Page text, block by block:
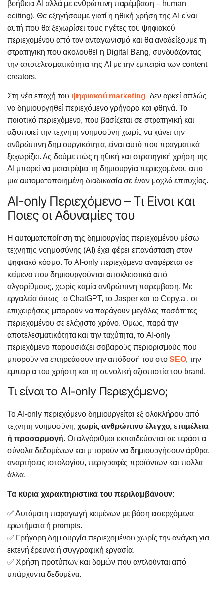
βοήθεια AI αλλά με ανθρώπινη παρέμβαση – human
editing). Θα εξηγήσουμε γιατί η ηθική χρήση της AI είναι
αυτή που θα ξεχωρίσει τους ηγέτες του ψηφιακού
περιεχομένου από τον ανταγωνισμό και θα αναδείξουμε τη
στρατηγική που ακολουθεί η Digital Bang, συνδυάζοντας
την αποτελεσματικότητα της AI με την εμπειρία των content
creators.
Στη νέα εποχή του ψηφιακού marketing, δεν αρκεί απλώς
να δημιουργηθεί περιεχόμενο γρήγορα και φθηνά. Το
ποιοτικό περιεχόμενο, που βασίζεται σε στρατηγική και
αξιοποιεί την τεχνητή νοημοσύνη χωρίς να χάνει την
ανθρώπινη δημιουργικότητα, είναι αυτό που πραγματικά
ξεχωρίζει. Ας δούμε πώς η ηθική και στρατηγική χρήση της
AI μπορεί να μετατρέψει τη δημιουργία περιεχομένου από
μια αυτοματοποιημένη διαδικασία σε έναν μοχλό επιτυχίας.
AI-only Περιεχόμενο – Τι Είναι και
Ποιες οι Αδυναμίες του
Η αυτοματοποίηση της δημιουργίας περιεχομένου μέσω
τεχνητής νοημοσύνης (AI) έχει φέρει επανάσταση στον
ψηφιακό κόσμο. Το AI-only περιεχόμενο αναφέρεται σε
κείμενα που δημιουργούνται αποκλειστικά από
αλγορίθμους, χωρίς καμία ανθρώπινη παρέμβαση. Με
εργαλεία όπως το ChatGPT, το Jasper και το Copy.ai, οι
επιχειρήσεις μπορούν να παράγουν μεγάλες ποσότητες
περιεχομένου σε ελάχιστο χρόνο. Όμως, παρά την
αποτελεσματικότητα και την ταχύτητα, το AI-only
περιεχόμενο παρουσιάζει σοβαρούς περιορισμούς που
μπορούν να επηρεάσουν την απόδοσή του στο SEO, την
εμπειρία του χρήστη και τη συνολική αξιοπιστία του brand.
Τι είναι το AI-only Περιεχόμενο;
Το AI-only περιεχόμενο δημιουργείται εξ ολοκλήρου από
τεχνητή νοημοσύνη, χωρίς ανθρώπινο έλεγχο, επιμέλεια
ή προσαρμογή. Οι αλγόριθμοι εκπαιδεύονται σε τεράστια
σύνολα δεδομένων και μπορούν να δημιουργήσουν άρθρα,
αναρτήσεις ιστολογίου, περιγραφές προϊόντων και πολλά
άλλα.
Τα κύρια χαρακτηριστικά του περιλαμβάνουν:
✅ Αυτόματη παραγωγή κειμένων με βάση εισερχόμενα
ερωτήματα ή prompts.
✅ Γρήγορη δημιουργία περιεχομένου χωρίς την ανάγκη για
εκτενή έρευνα ή συγγραφική εργασία.
✅ Χρήση προτύπων και δομών που αντλούνται από
υπάρχοντα δεδομένα.